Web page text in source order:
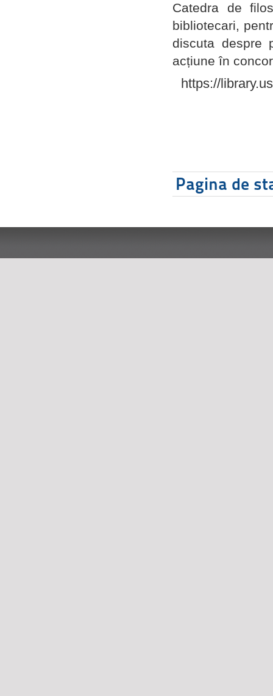
Catedra de
bibliotecari,
discuta despre
acțiune în
https://
Pagina de